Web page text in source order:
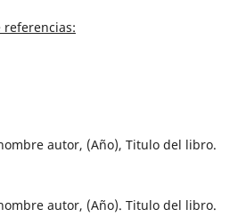
referencias:
autor, (Año), Titulo del libro.
autor, (Año). Titulo del libro.